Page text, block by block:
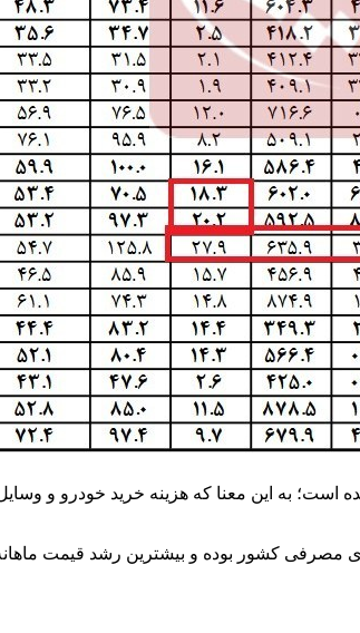
نشان می‌دهد نرخ تورم نقطه‌به‌نقطه گروه خرید وسایل نقلیه به 125.8 درصد رسیده است؛
مصرفی کشور بوده و بیشترین رشد قیمت